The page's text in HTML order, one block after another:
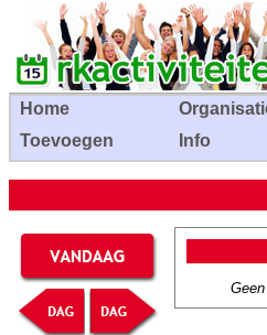
Home
Toevoegen
Info